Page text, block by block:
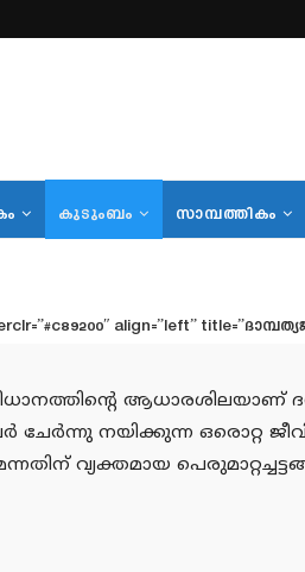
കുടുംബം സാമ്പത്തികം
align=”left”
ആധാരശിലയാണ്
നയിക്കുന്ന ഒരൊറ്റ
വ്യക്തമായ